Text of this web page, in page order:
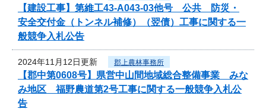
【建設工事】第維工43-A043-03他号 公共 防災・
安全交付金（トンネル補修）（翌債）工事に関する一
般競争入札公告
2024年11月12日更新 郡上農林事務所
【郡中第0608号】県営中山間地域総合整備事業 みな
み地区 福野農道第2号工事に関する一般競争入札公
告